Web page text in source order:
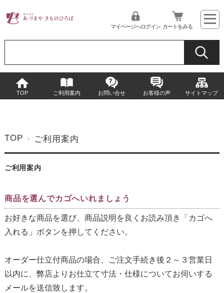
マイページへログイン カートをみる
TOP ご利用案内 お問い合せ お客様の声 サイトマップ
TOP ご利用案内
ご利用案内
商品を選んでカゴへいれましょう
お好きな商品を選び、商品説明を良くお読み頂き「カゴへ
入れる」ボタンを押してください。
オーダー仕立付商品の場合、ご注文手続き後２～３営業日
以内に、弊店よりお仕立て寸法・仕様についてお伺いする
メールを送信致します。